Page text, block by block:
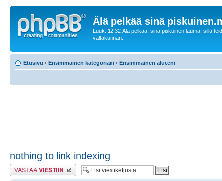
Älä pelkää sinä
Luuk. 12:32 Älä pelkää, sinä piskuinen lauma; sillä
valtakunnan.
Etusivu ‹ Ensimmäinen kategoriani ‹ Ensimmäinen alueeni
nothing to link indexing
Lähetä vastaus